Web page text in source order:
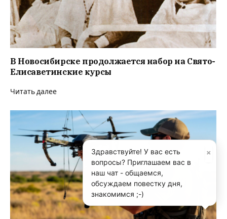
В Новосибирске продолжается набор на Свято-
Елисаветинские курсы
Читать далее
×
Здравствуйте! У вас есть
вопросы? Приглашаем вас в
наш чат - общаемся,
обсуждаем повестку дня,
знакомимся ;-)